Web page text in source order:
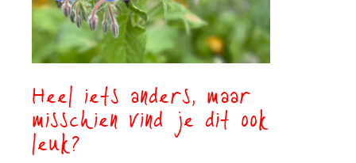
Heel iets anders, maar
misschien vind je dit ook
leuk?